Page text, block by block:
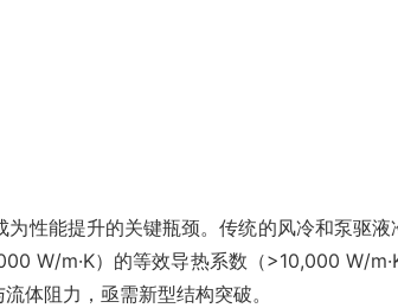
性能提升的关键瓶颈。传统的风冷和泵驱
W/m·K）的等效导热系数（>10,000 W/
体阻力，亟需新型结构突破。